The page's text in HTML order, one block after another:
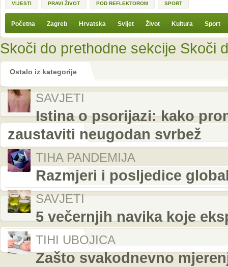
VIJESTI PRAVI ŽIVOT POD REFLEKTOROM SPORT
Početna Zagreb Hrvatska Svijet Život Kultura Sport
Skoči do prethodne sekcije Skoči
Ostalo iz kategorije
SAVJETI
Istina o psorijazi: kako
zaustaviti neugodan svrbež
TIHA PANDEMIJA
Razmjeri i posljedice
SAVJETI
5 večernjih navika koje
TIHI UBOJICA
Zašto svakodnevno